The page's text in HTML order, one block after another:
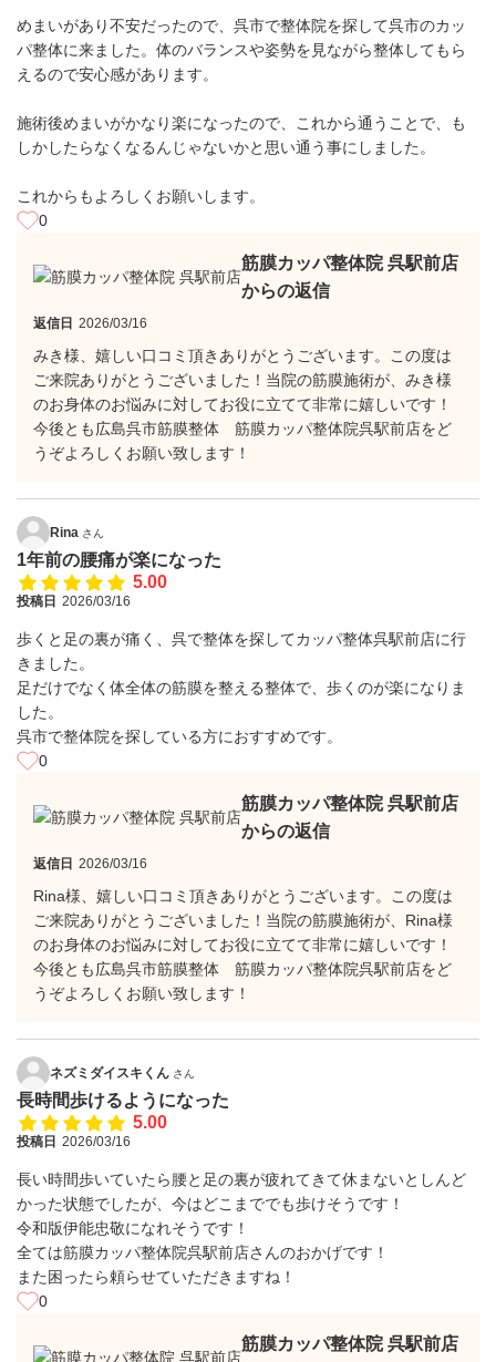
めまいがあり不安だったので、呉市で整体院を探して呉市のカッ
パ整体に来ました。体のバランスや姿勢を見ながら整体してもら
えるので安心感があります。
施術後めまいがかなり楽になったので、これから通うことで、も
しかしたらなくなるんじゃないかと思い通う事にしました。
これからもよろしくお願いします。
0
筋膜カッパ整体院 呉駅前店
からの返信
返信日 2026/03/16
みき様、嬉しい口コミ頂きありがとうございます。この度は
ご来院ありがとうございました！当院の筋膜施術が、みき様
のお身体のお悩みに対してお役に立てて非常に嬉しいです！
今後とも広島呉市筋膜整体 筋膜カッパ整体院呉駅前店をど
うぞよろしくお願い致します！
Rina さん
1年前の腰痛が楽になった
5.00
投稿日 2026/03/16
歩くと足の裏が痛く、呉で整体を探してカッパ整体呉駅前店に行
きました。
足だけでなく体全体の筋膜を整える整体で、歩くのが楽になりま
した。
呉市で整体院を探している方におすすめです。
0
筋膜カッパ整体院 呉駅前店
からの返信
返信日 2026/03/16
Rina様、嬉しい口コミ頂きありがとうございます。この度は
ご来院ありがとうございました！当院の筋膜施術が、Rina様
のお身体のお悩みに対してお役に立てて非常に嬉しいです！
今後とも広島呉市筋膜整体 筋膜カッパ整体院呉駅前店をど
うぞよろしくお願い致します！
ネズミダイスキくん さん
長時間歩けるようになった
5.00
投稿日 2026/03/16
長い時間歩いていたら腰と足の裏が疲れてきて休まないとしんど
かった状態でしたが、今はどこまででも歩けそうです！
令和版伊能忠敬になれそうです！
全ては筋膜カッパ整体院呉駅前店さんのおかげです！
また困ったら頼らせていただきますね！
0
筋膜カッパ整体院 呉駅前店